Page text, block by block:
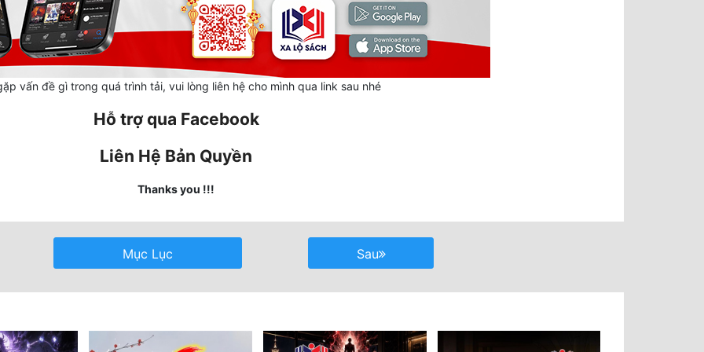
vấn đề gì trong quá trình tải, vui lòng liên hệ cho mình qua link sau nhé
Hỗ trợ qua Facebook
Liên Hệ Bản Quyền
Thanks you !!!
Mục Lục Sau